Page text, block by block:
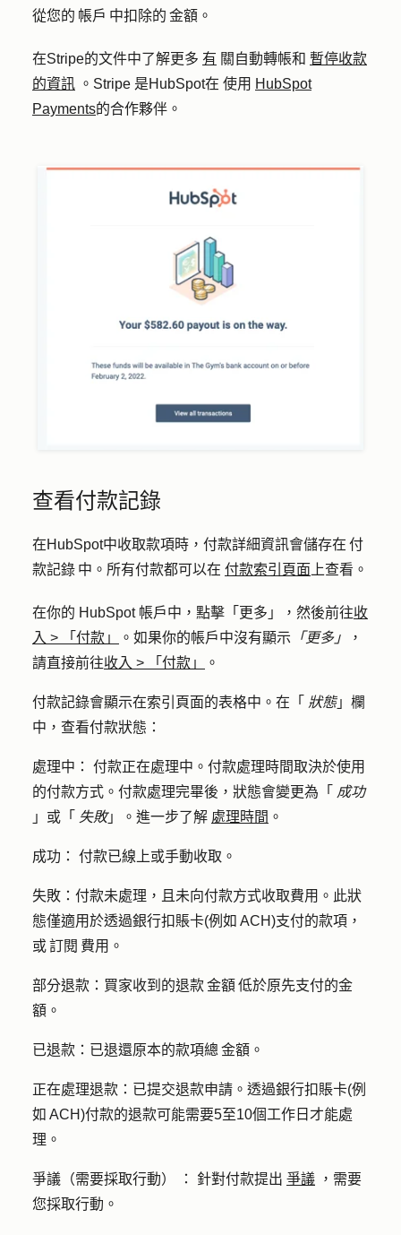
從您的 帳戶 中扣除的 金額。
在Stripe的文件中了解更多 有 關自動轉帳和 暫停收款
的資訊 。Stripe 是HubSpot在 使用 HubSpot
Payments的合作夥伴。
查看付款記錄
在HubSpot中收取款項時，付款詳細資訊會儲存在 付
款記錄 中。所有付款都可以在 付款索引頁面上查看。
在你的 HubSpot 帳戶中，點擊 「更多」 ，然後前往收
入 > 「付款」 。如果你的帳戶中沒有顯示 「更多」
，
請直接前往收入 > 「付款」 。
付款記錄會顯示在索引頁面的表格中。在「 狀態」欄
中，查看付款狀態：
處理中：
付款正在處理中。付款處理時間取決於使用
的付款方式。付款處理完畢後，狀態會變更為「 成功
」或「 失敗」。進一步了解 處理時間 。
成功： 付款已線上或手動收取。
失敗： 付款未處理，且未向付款方式收取費用。此狀
態僅適用於透過銀行扣賬卡(例如 ACH)支付的款項，
或 訂閱 費用。
部分退款： 買家收到的退款 金額 低於原先支付的金
額。
已退款：已退還原本的款項總 金額。
正在處理退款： 已提交退款申請。透過銀行扣賬卡(例
如 ACH)付款的退款可能需要5至10個工作日才能處
理。
爭議（需要採取行動） ： 針對付款提出 爭議 ，需要
您採取行動。